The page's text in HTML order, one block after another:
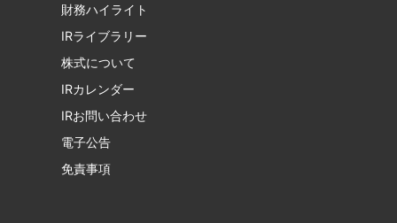
財務ハイライト
IRライブラリー
株式について
IRカレンダー
IRお問い合わせ
電子公告
免責事項